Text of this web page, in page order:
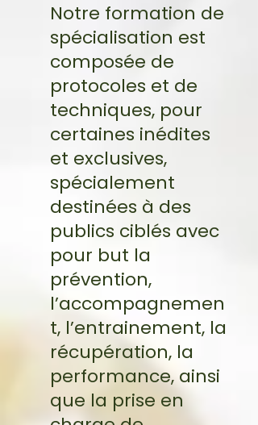
Notre formation de
spécialisation est
composée de
protocoles et de
techniques, pour
certaines inédites
et exclusives,
spécialement
destinées à des
publics ciblés avec
pour but la
prévention,
l’accompagnemen
t, l’entrainement, la
récupération, la
performance, ainsi
que la prise en